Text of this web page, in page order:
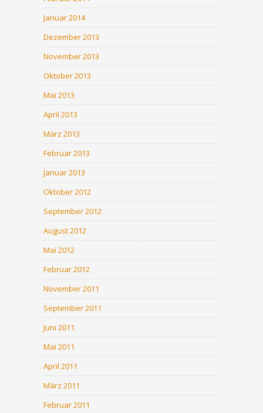
Januar 2014
Dezember 2013
November 2013
Oktober 2013
Mai 2013
April 2013
März 2013
Februar 2013
Januar 2013
Oktober 2012
September 2012
August 2012
Mai 2012
Februar 2012
November 2011
September 2011
Juni 2011
Mai 2011
April 2011
März 2011
Februar 2011